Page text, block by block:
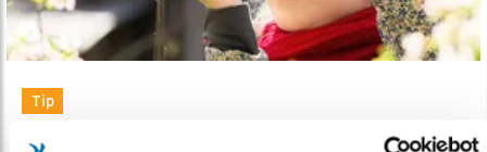
Tip
Natuurfotografie voor kinderen